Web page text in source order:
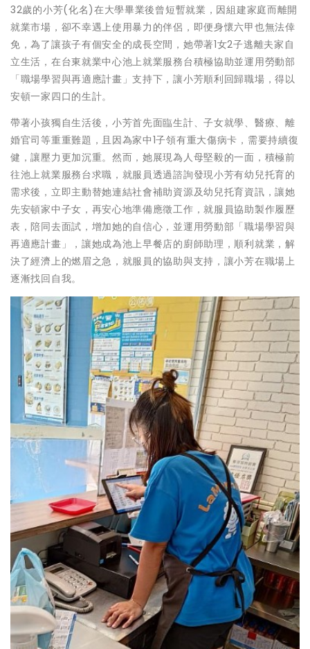
32歲的小芳(化名)在大學畢業後曾短暫就業，因組建家庭而離開
就業市場，卻不幸遇上使用暴力的伴侶，即便身懷六甲也無法倖
免，為了讓孩子有個安全的成長空間，她帶著1女2子逃離夫家自
立生活，在台東就業中心池上就業服務台積極協助並運用勞動部
「職場學習與再適應計畫」支持下，讓小芳順利回歸職場，得以
安頓一家四口的生計。
帶著小孩獨自生活後，小芳首先面臨生計、子女就學、醫療、離
婚官司等重重難題，且因為家中1子領有重大傷病卡，需要持續復
健，讓壓力更加沉重。然而，她展現為人母堅毅的一面，積極前
往池上就業服務台求職，就服員透過諮詢發現小芳有幼兒托育的
需求後，立即主動替她連結社會補助資源及幼兒托育資訊，讓她
先安頓家中子女，再安心地準備應徵工作，就服員協助製作履歷
表，陪同去面試，增加她的自信心，並運用勞動部「職場學習與
再適應計畫」，讓她成為池上早餐店的廚師助理，順利就業，解
決了經濟上的燃眉之急，就服員的協助與支持，讓小芳在職場上
逐漸找回自我。